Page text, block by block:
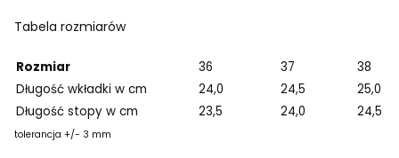
Tabela rozmiarów
Rozmiar 36 37
38
Długość wkładki w cm
24,0 24,5
25,0
Długość stopy w cm
23,5 24,0 24,5
tolerancja +/- 3 mm